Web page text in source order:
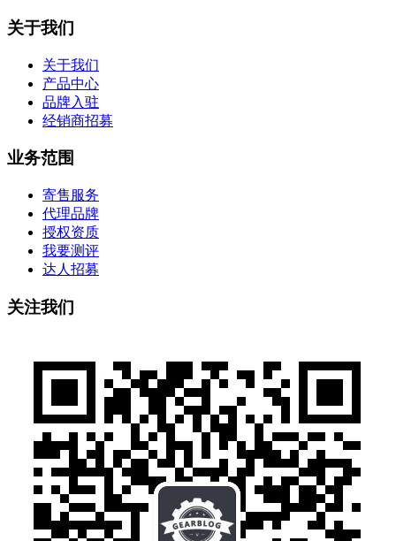
关于我们
关于我们
产品中心
品牌入驻
经销商招募
业务范围
寄售服务
代理品牌
授权资质
我要测评
达人招募
关注我们